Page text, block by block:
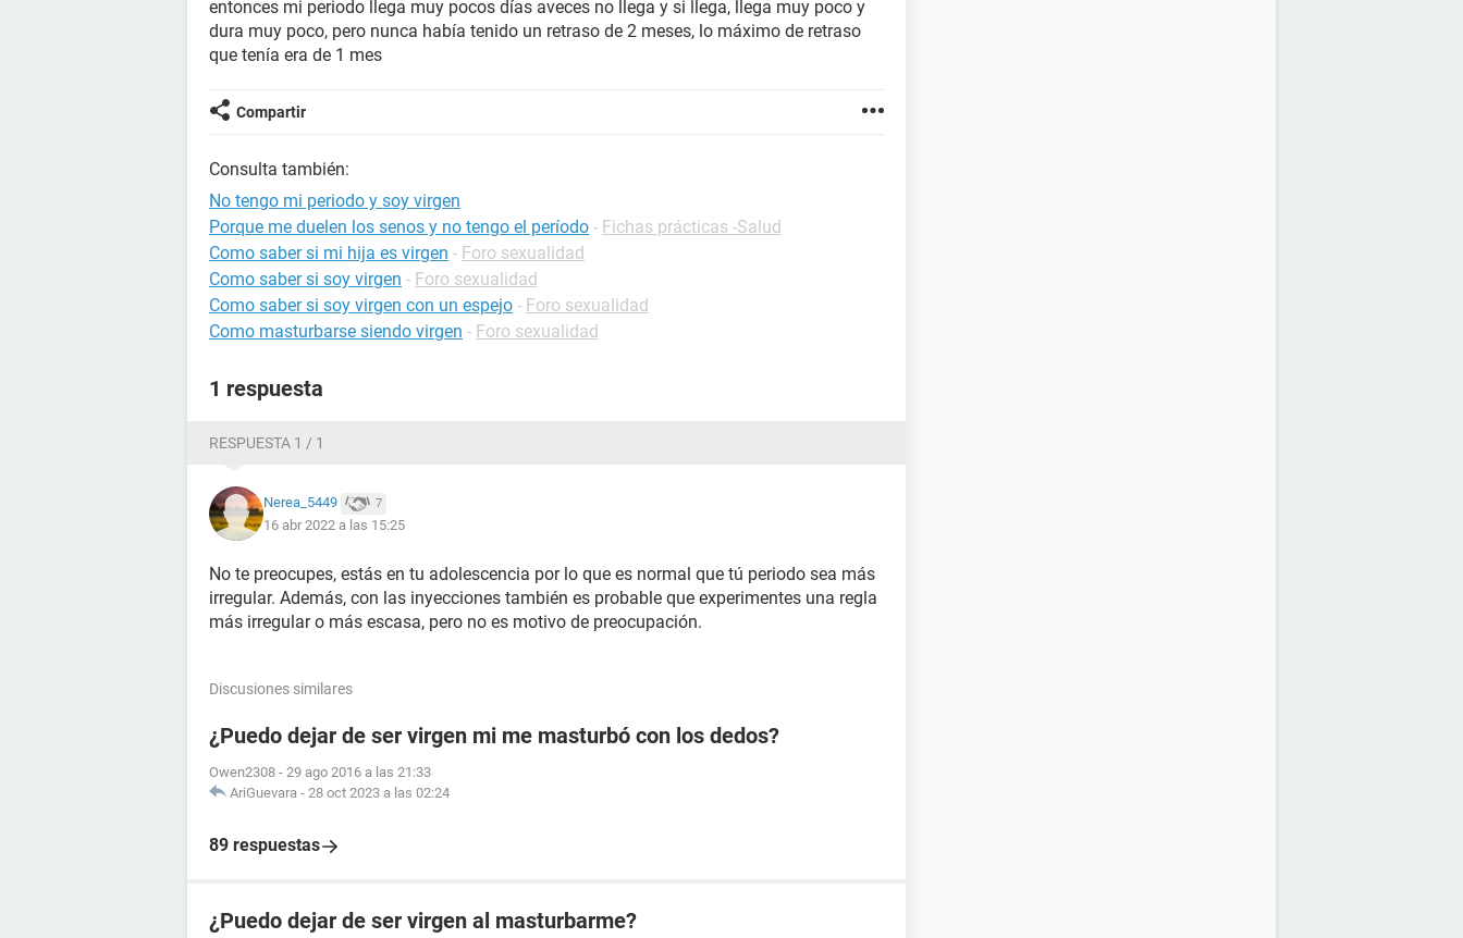
entonces mi periodo llega muy pocos días aveces no llega y si llega, llega muy poco y
dura muy poco, pero nunca había tenido un retraso de 2 meses, lo máximo de retraso
que tenía era de 1 mes
Compartir
Consulta también:
No tengo mi periodo y soy virgen
Porque me duelen los senos y no tengo el período - Fichas prácticas -Salud
Como saber si mi hija es virgen - Foro sexualidad
Como saber si soy virgen - Foro sexualidad
Como saber si soy virgen con un espejo - Foro sexualidad
Como masturbarse siendo virgen - Foro sexualidad
1 respuesta
RESPUESTA 1 / 1
Nerea_5449 7
16 abr 2022 a las 15:25
No te preocupes, estás en tu adolescencia por lo que es normal que tú periodo sea más
irregular. Además, con las inyecciones también es probable que experimentes una regla
más irregular o más escasa, pero no es motivo de preocupación.
Discusiones similares
¿Puedo dejar de ser virgen mi me masturbó con los dedos?
Owen2308 - 29 ago 2016 a las 21:33
AriGuevara - 28 oct 2023 a las 02:24
89 respuestas
¿Puedo dejar de ser virgen al masturbarme?